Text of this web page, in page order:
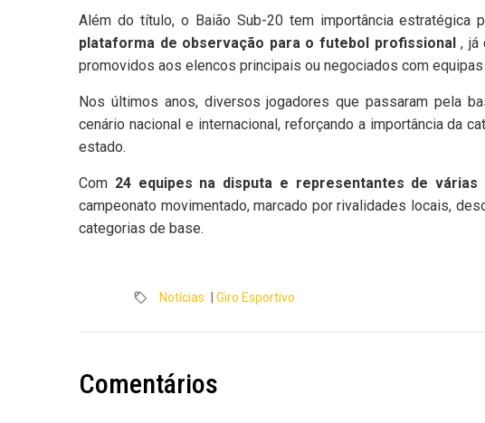
Além do título, o Baião Sub-20 tem importância estratégica
plataforma de observação para o futebol profissional, já
promovidos aos elencos principais ou negociados com
Nos últimos anos, diversos jogadores que passaram pela
cenário nacional e internacional, reforçando a importância da
estado.
Com 24 equipes na disputa e representantes de várias
campeonato movimentado, marcado por rivalidades locais,
categorias de base.
Notícias | Giro Esportivo
Comentários